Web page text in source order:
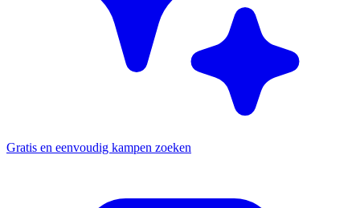
Gratis en eenvoudig kampen zoeken